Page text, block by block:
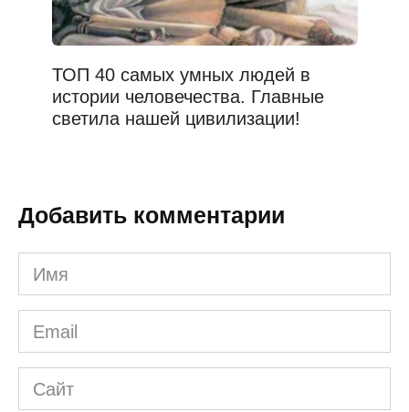
ТОП 40 самых умных людей в
истории человечества. Главные
светила нашей цивилизации!
Добавить комментарии
Имя
*
Email
*
Сайт